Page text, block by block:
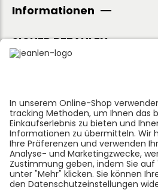
Informationen
SICHER BEZAHLEN
Folge uns: